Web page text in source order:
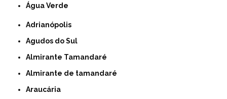
Água Verde
Adrianópolis
Agudos do Sul
Almirante Tamandaré
Almirante de tamandaré
Araucária